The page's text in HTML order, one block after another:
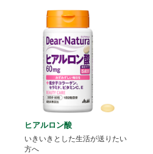
ヒアルロン酸
いきいきとした生活が送りたい
方へ